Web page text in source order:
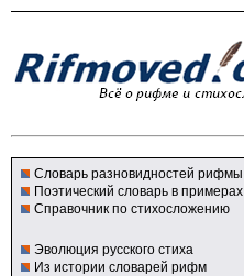
Словарь разновидностей рифмы
Поэтический словарь в примерах
Справочник по стихосложению
Эволюция русского стиха
Из истории словарей рифм